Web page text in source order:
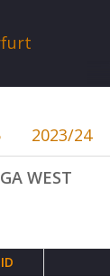
2023/24
WEST